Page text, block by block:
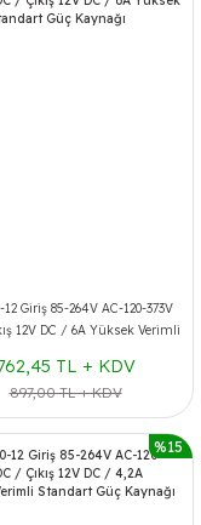
12 Giriş 85-264V AC-120-373V
12V DC / 6A Yüksek Verimli
TL + KDV
897,00 TL + KDV
%15